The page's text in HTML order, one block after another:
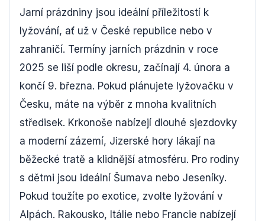
Jarní prázdniny jsou ideální příležitostí k
lyžování, ať už v České republice nebo v
zahraničí. Termíny jarních prázdnin v roce
2025 se liší podle okresu, začínají 4. února a
končí 9. března. Pokud plánujete lyžovačku v
Česku, máte na výběr z mnoha kvalitních
středisek. Krkonoše nabízejí dlouhé sjezdovky
a moderní zázemí, Jizerské hory lákají na
běžecké tratě a klidnější atmosféru. Pro rodiny
s dětmi jsou ideální Šumava nebo Jeseníky.
Pokud toužíte po exotice, zvolte lyžování v
Alpách. Rakousko, Itálie nebo Francie nabízejí